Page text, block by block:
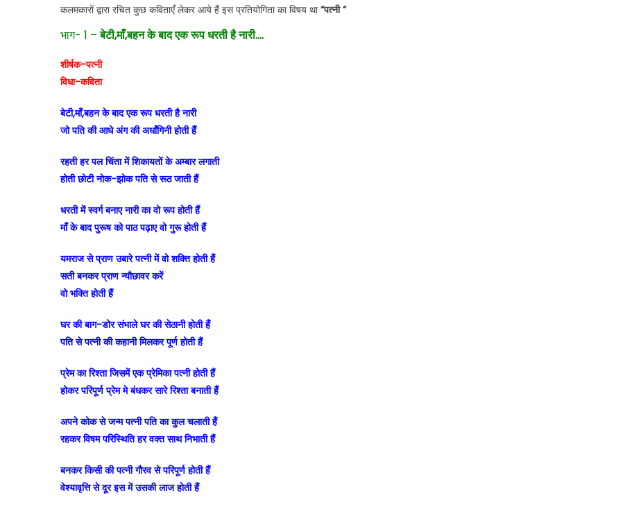
कलमकारों द्वारा रचित कुछ कविताएँ लेकर आये हैं इस प्रतियोगिता का विषय था“पत्नी“
भाग- 1 –बेटी,माँ,बहन के बाद एक रूप धरती है नारी….
शीर्षक-पत्नी
विधा-कविता
बेटी,माँ,बहन के बाद एक रूप धरती है नारी
जो पति की आधे अंग की अर्धांगिनी होती हैं
रहती हर पल चिंता में शिकायतों के अम्बार लगाती
होती छोटी नोक-झोक पति से रूठ जाती हैं
धरती में स्वर्ग बनाए नारी का वो रूप होती हैं
माँ के बाद पुरूष को पाठ पढ़ाए वो गुरू होती हैं
यमराज से प्राण उबारे पत्नी में वो शक्ति होती हैं
सती बनकर प्राण न्यौछावर करें
वो भक्ति होती हैं
घर की बाग-डोर संभाले घर की सेठानी होती हैं
पति से पत्नी की कहानी मिलकर पूर्ण होती हैं
प्रेम का रिश्ता जिसमें एक प्रेमिका पत्नी होती हैं
होकर परिपूर्ण प्रेम मे बंधकर सारे रिश्ता बनाती हैं
अपने कोक से जन्म पत्नी पति का कुल चलाती हैं
रहकर विषम परिस्थिति हर वक्त साथ निभाती हैं
बनकर किसी की पत्नी गौरव से परिपूर्ण होती हैं
वेश्यावृत्ति से दूर इस में उसकी लाज होती हैं